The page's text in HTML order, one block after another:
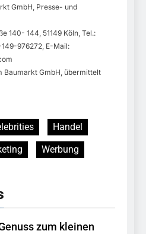
GmbH, Presse- und
140- 144, 51149 Köln, Tel.:
976272, E-Mail:
Baumarkt GmbH, übermittelt
Handel
Werbung
zum kleinen